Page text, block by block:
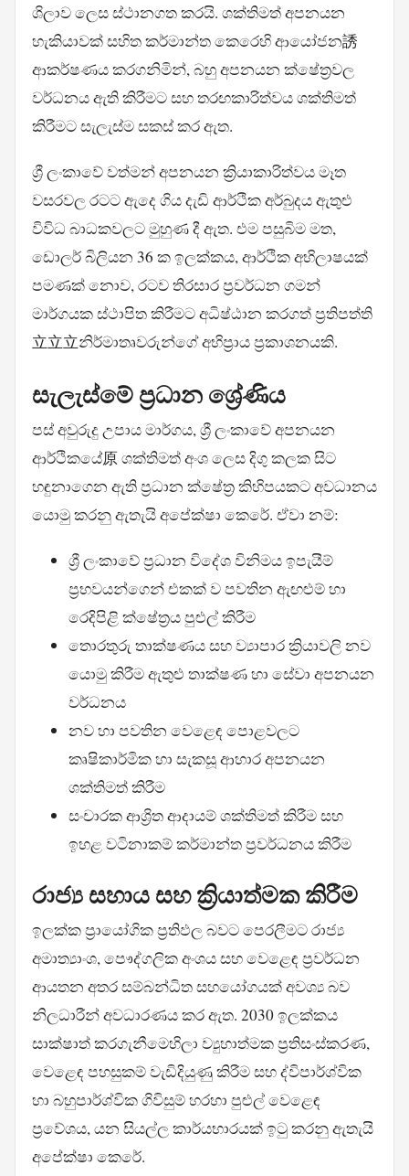
ශිලාව ලෙස ස්ථානගත කරයි. ශක්තිමත් අපනයන
හැකියාවක් සහිත කර්මාන්ත කෙරෙහි ආයෝජන誘
ආකර්ෂණය කරගනිමින්, බහු අපනයන ක්ෂේත්‍රවල
වර්ධනය ඇති කිරීමට සහ තරඟකාරිත්වය ශක්තිමත්
කිරීමට සැලැස්ම සකස් කර ඇත.
ශ්‍රී ලංකාවේ වත්මන් අපනයන ක්‍රියාකාරිත්වය මෑත
වසරවල රටට ඇදෙ ගිය දැඩි ආර්ථික අර්බුදය ඇතුළු
විවිධ බාධකවලට මුහුණ දී ඇත. එම පසුබිම මත,
ඩොලර් බිලියන 36 ක ඉලක්කය, ආර්ථික අභිලාෂයක්
පමණක් නොව, රටව තිරසාර ප්‍රවර්ධන ගමන්
මාර්ගයක ස්ථාපිත කිරීමට අධිෂ්ඨාන කරගත් ප්‍රතිපත්ති
立立立නිර්මාතෘවරුන්ගේ අභිප්‍රාය ප්‍රකාශනයකි.
සැලැස්මේ ප්‍රධාන ශ්‍රේණිය
පස් අවුරුදු උපාය මාර්ගය, ශ්‍රී ලංකාවේ අපනයන
ආර්ථිකයේ原 ශක්තිමත් අංශ ලෙස දිගු කලක සිට
හඳුනාගෙන ඇති ප්‍රධාන ක්ෂේත්‍ර කිහිපයකට අවධානය
යොමු කරනු ඇතැයි අපේක්ෂා කෙරේ. ඒවා නම්:
ශ්‍රී ලංකාවේ ප්‍රධාන විදේශ විනිමය ඉපැයීම්
ප්‍රභවයන්ගෙන් එකක් ව පවතින ඇඟළුම් හා
රෙදිපිළි ක්ෂේත්‍රය පුළුල් කිරීම
තොරතුරු තාක්ෂණය සහ ව්‍යාපාර ක්‍රියාවලි නව
යොමු කිරීම ඇතුළු තාක්ෂණ හා සේවා අපනයන
වර්ධනය
නව හා පවතින වෙළෙඳ පොළවලට
කෘෂිකාර්මික හා සැකසූ ආහාර අපනයන
ශක්තිමත් කිරීම
සංචාරක ආශ්‍රිත ආදායම් ශක්තිමත් කිරීම සහ
ඉහළ වටිනාකම් කර්මාන්ත ප්‍රවර්ධනය කිරීම
රාජ්‍ය සහාය සහ ක්‍රියාත්මක කිරීම
ඉලක්ක ප්‍රායෝගික ප්‍රතිඵල බවට පෙරලීමට රාජ්‍ය
අමාත්‍යාංශ, පෞද්ගලික අංශය සහ වෙළෙඳ ප්‍රවර්ධන
ආයතන අතර සම්බන්ධිත සහයෝගයක් අවශ්‍ය බව
නිලධාරීන් අවධාරණය කර ඇත. 2030 ඉලක්කය
සාක්ෂාත් කරගැනීමෙහිලා ව්‍යුහාත්මක ප්‍රතිසංස්කරණ,
වෙළෙඳ පහසුකම් වැඩිදියුණු කිරීම සහ ද්විපාර්ශ්වික
හා බහුපාර්ශ්වික ගිවිසුම් හරහා පුළුල් වෙළෙඳ
ප්‍රවේශය, යන සියල්ල කාර්යභාරයක් ඉටු කරනු ඇතැයි
අපේක්ෂා කෙරේ.